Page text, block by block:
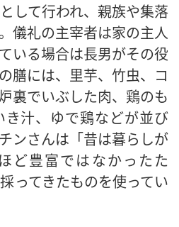
して行われ、親族や集落
儀礼の主宰者は家の主人
いる場合は長男がその役
膳には、里芋、竹虫、コ
裏でいぶした肉、鶏のも
汁、ゆで鶏などが並び
ンさんは「昔は暮らしが
ど豊富ではなかったた
ってきたものを使ってい